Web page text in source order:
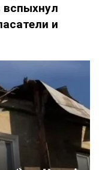
вспыхнул
и